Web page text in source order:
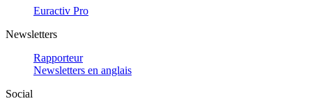
Euractiv Pro
Newsletters
Rapporteur
Newsletters en anglais
Social